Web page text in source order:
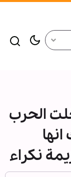
الحرب
نكراء